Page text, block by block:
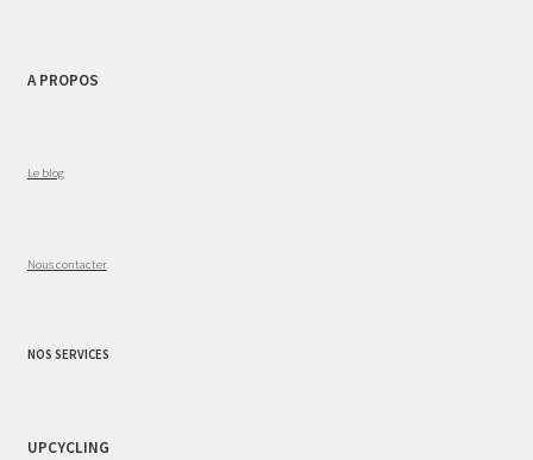
A PROPOS
Le blog
Nous contacter
NOS SERVICES
UPCYCLING